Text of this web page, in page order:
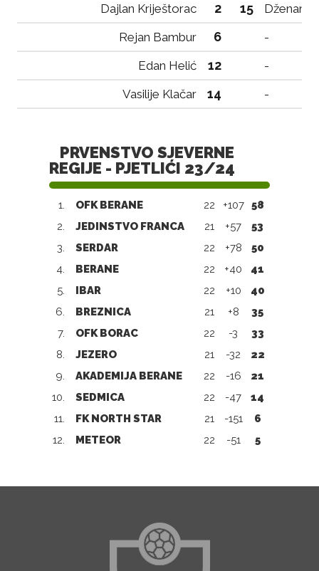
Dajlan Kriještorac 2 15
Dženan
Rejan Bambur
6
-
Edan Helić
12
-
Vasilije Klačar
14 -
PRVENSTVO SJEVERNE
REGIJE - PJETLIĆI 23/24
1. OFK BERANE 22 +107 58
2.
JEDINSTVO FRANCA 21 +57
53
3.
SERDAR 22 +78
50
4.
BERANE 22 +40
41
5.
IBAR 22 +10
40
6.
BREZNICA 21 +8
35
7.
OFK BORAC 22 -3
33
8.
JEZERO 21 -32
22
9.
AKADEMIJA BERANE 22 -16
21
10.
SEDMICA 22 -47
14
11.
FK NORTH STAR 21 -151
6
12.
METEOR 22 -51 5